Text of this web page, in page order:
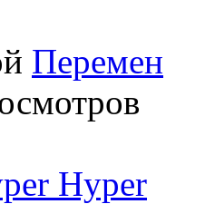
Перемен
Hyper